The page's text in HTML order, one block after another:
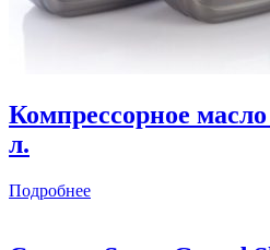
Компрессорное
л.
Подробнее